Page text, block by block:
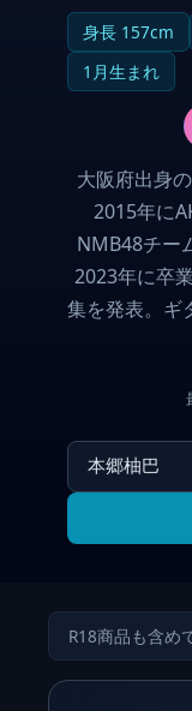
身長 157cm
1月生まれ
大阪府出身
2015年に
NMB48チー
2023年に卒
集を発表。ギ
R18商品も含め